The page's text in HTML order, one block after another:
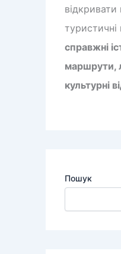
туристичні
справжні
маршрути,
культурні
Пошук